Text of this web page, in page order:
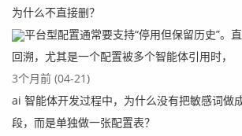
为什么不直接删？
平台型配置通常要支持“停用但保留历史”。
回溯，尤其是一个配置被多个智能体引用时，
3个月前 (04-21)
ai 智能体开发过程中，为什么没有把敏感词做
段，而是单独做一张配置表？